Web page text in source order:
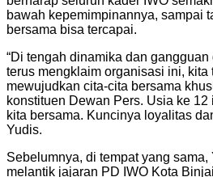
bawah kepemimpinannya, sampai
bersama bisa tercapai.
“Di tengah dinamika dan
terus mengklaim organisasi ini, kita
mewujudkan cita-cita bersama
konstituen Dewan Pers. Usia ke
kita bersama. Kuncinya loyalitas
Yudis.
Sebelumnya, di tempat yang
melantik jajaran PD IWO Kota